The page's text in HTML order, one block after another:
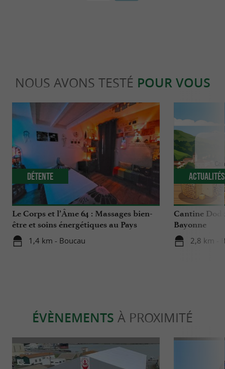
NOUS AVONS TESTÉ POUR VOUS
Le Corps et l’Âme 64 : Massages bien-
être et soins énergétiques au Pays
Basque
1,4 km - Boucau
Détente
Cantine
Bayonne
2,8 km -
Actualités
ÉVÈNEMENTS À PROXIMITÉ